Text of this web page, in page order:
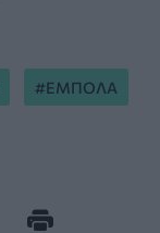
ΕΜΠΟΛΑ